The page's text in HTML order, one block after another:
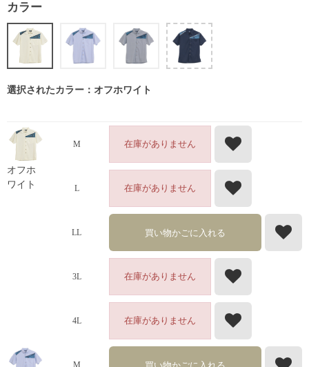
カラー
選択されたカラー：オフホワイト
オフホ
ワイト
M 在庫がありません
L 在庫がありません
LL 買い物かごに入れる
3L 在庫がありません
4L 在庫がありません
M 買い物かごに入れる